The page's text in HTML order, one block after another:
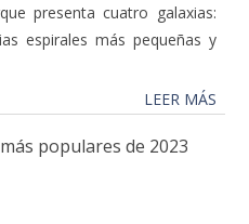
presenta cuatro galaxias:
espirales más pequeñas y
LEER MÁS
populares de 2023